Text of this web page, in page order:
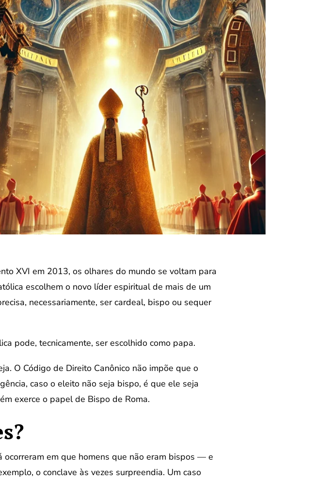
XVI em 2013, os olhares do mundo se voltam para
escolhem o novo líder espiritual de mais de um
necessariamente, ser cardeal, bispo ou sequer
pode, tecnicamente, ser escolhido como papa.
O Código de Direito Canônico não impõe que o
caso o eleito não seja bispo, é que ele seja
exerce o papel de Bispo de Roma.
ocorreram em que homens que não eram bispos — e
o conclave às vezes surpreendia. Um caso